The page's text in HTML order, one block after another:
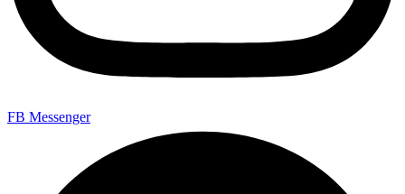
FB Messenger